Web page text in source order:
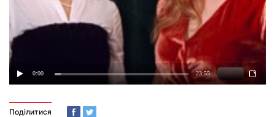
Поділитися